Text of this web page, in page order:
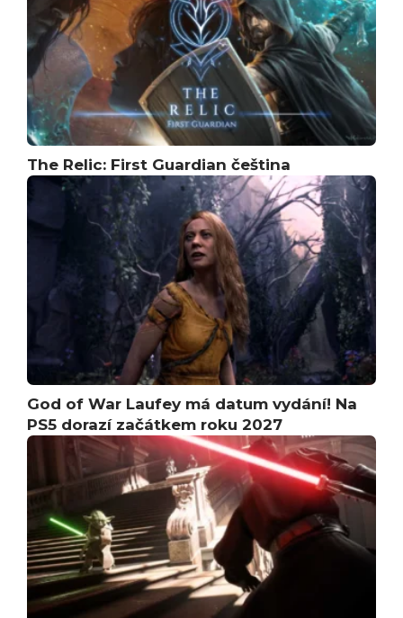
The Relic: First Guardian čeština
God of War Laufey má datum vydání! Na
PS5 dorazí začátkem roku 2027